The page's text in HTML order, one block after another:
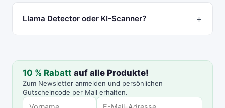
Llama Detector oder KI-Scanner?
10 % Rabatt auf alle Produkte!
Zum Newsletter anmelden und persönlichen
Gutscheincode per Mail erhalten.